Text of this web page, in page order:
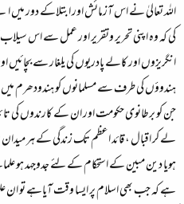
اللہ تعالیٰ نے اس آزمائش اور ابتلاکے دور
کی کہ وہ اپنی تحریر وتقریر اور عمل سے اس
انگریزوں اور کالے پادریوں کی یلغار سے
ہندوؤں کی طرف سے مسلمانوں کو ہندودھرم
جن کو برطانوی حکومت اور ان کے کارندوں کی
لے کر اقبال ، قائد اعظم تک زندگی کے ہر
ہویا دین مبین کے استحکام کے لئے جدوجہد ہو
ہے کہ جب بھی اسلام پر ایسا وقت آیاہے تو ان